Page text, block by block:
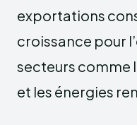
exportations
croissance pour
secteurs comme
et les énergies